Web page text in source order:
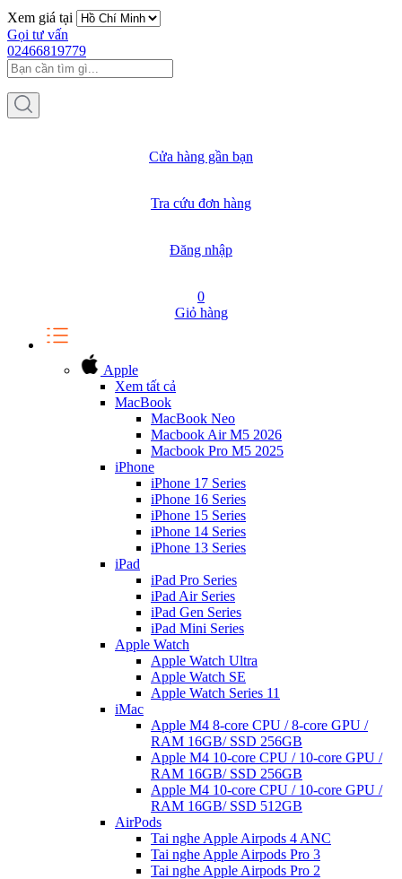
Xem giá tại
Gọi tư vấn
02466819779
Cửa hàng gần bạn
Tra cứu đơn hàng
Đăng nhập
0
Giỏ hàng
Apple
Xem tất cả
MacBook
MacBook Neo
Macbook Air M5 2026
Macbook Pro M5 2025
iPhone
iPhone 17 Series
iPhone 16 Series
iPhone 15 Series
iPhone 14 Series
iPhone 13 Series
iPad
iPad Pro Series
iPad Air Series
iPad Gen Series
iPad Mini Series
Apple Watch
Apple Watch Ultra
Apple Watch SE
Apple Watch Series 11
iMac
Apple M4 8-core CPU / 8-core GPU /
RAM 16GB/ SSD 256GB
Apple M4 10-core CPU / 10-core GPU /
RAM 16GB/ SSD 256GB
Apple M4 10-core CPU / 10-core GPU /
RAM 16GB/ SSD 512GB
AirPods
Tai nghe Apple Airpods 4 ANC
Tai nghe Apple Airpods Pro 3
Tai nghe Apple Airpods Pro 2